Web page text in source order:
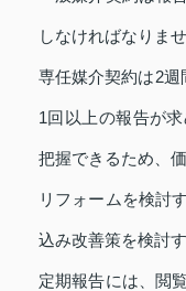
しなければなりませ
専任媒介契約は2週
1回以上の報告が
把握できるため、
リフォームを検討
込み改善策を検討
定期報告には、閲